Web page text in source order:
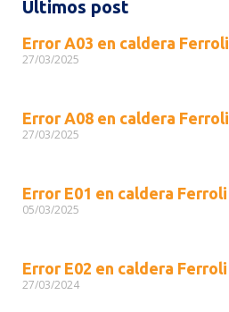
Últimos post
Error A03 en caldera Ferroli
27/03/2025
Error A08 en caldera Ferroli
27/03/2025
Error E01 en caldera Ferroli
05/03/2025
Error E02 en caldera Ferroli
27/03/2024